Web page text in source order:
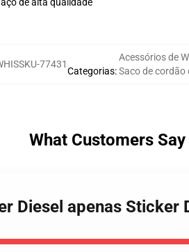
77431
Categorias:
Acessórios de
Saco de cordão
What Customers Say
Diesel apenas